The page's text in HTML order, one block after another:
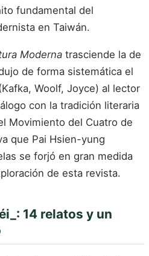
fundamental del
en Taiwán.
Moderna trasciende la de
de forma sistemática el
Woolf, Joyce) al lector
con la tradición literaria
Movimiento del Cuatro de
que Pai Hsien-yung
se forjó en gran medida
de esta revista.
14 relatos y un